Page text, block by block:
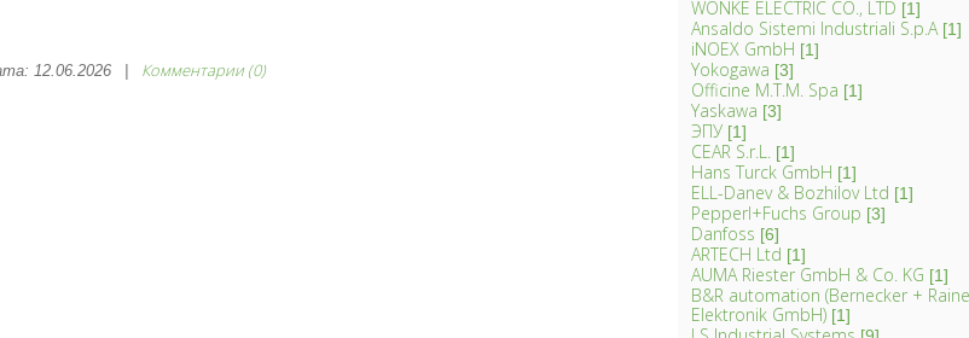
12.06.2026 | Комментарии (0)
WONKE ELECTRIC CO., LTD [1]
Ansaldo Sistemi Industriali S.p.A [1]
iNOEX GmbH [1]
Yokogawa [3]
Officine M.T.M. Spa [1]
Yaskawa [3]
ЭПУ [1]
CEAR S.r.L. [1]
Hans Turck GmbH [1]
ELL-Danev & Bozhilov Ltd [1]
Pepperl+Fuchs Group [3]
Danfoss [6]
ARTECH Ltd [1]
AUMA Riester GmbH & Co. KG [1]
B&R automation (Bernecker +
Elektronik GmbH) [1]